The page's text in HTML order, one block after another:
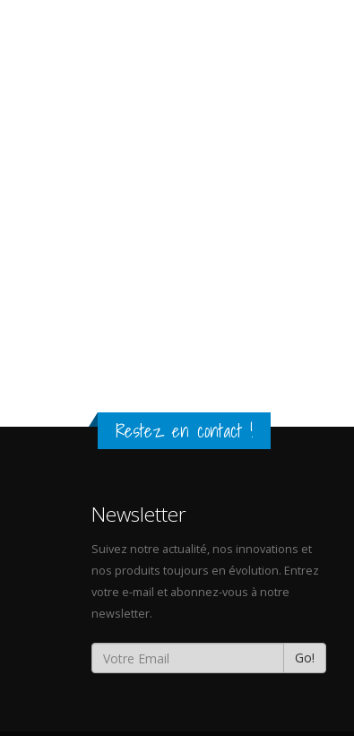
Restez en contact !
Newsletter
Suivez notre actualité, nos innovations et
nos produits toujours en évolution. Entrez
votre e-mail et abonnez-vous à notre
newsletter.
Go!